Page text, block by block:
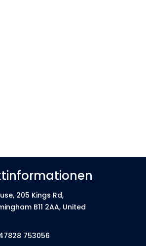
205 Kings Rd,
B11 2AA, United
753056